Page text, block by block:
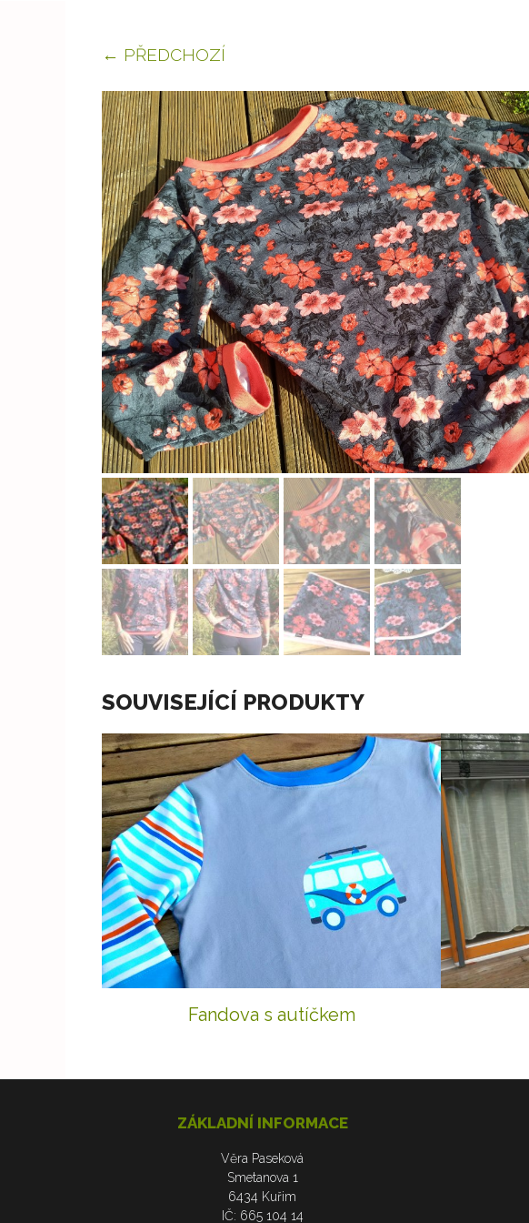
← PŘEDCHOZÍ
SOUVISEJÍCÍ PRODUKTY
Fandova s autíčkem
ZÁKLADNÍ INFORMACE
Věra Paseková
Smetanova 1
6434 Kuřim
IČ: 665 104 14